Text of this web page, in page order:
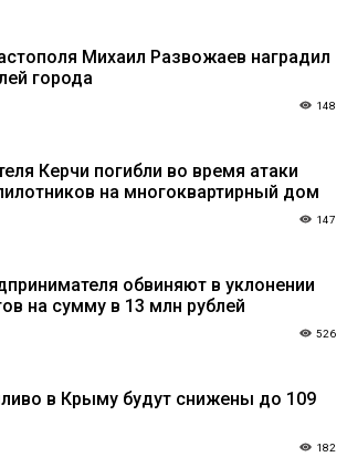
Михаил Развожаев наградил
города
148
Керчи погибли во время атаки
на многоквартирный дом
147
обвиняют в уклонении
на сумму в 13 млн рублей
526
в Крыму будут снижены до 109
182